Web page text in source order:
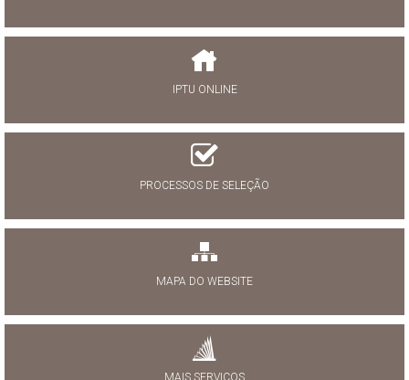
IPTU ONLINE
PROCESSOS DE SELEÇÃO
MAPA DO WEBSITE
MAIS SERVIÇOS